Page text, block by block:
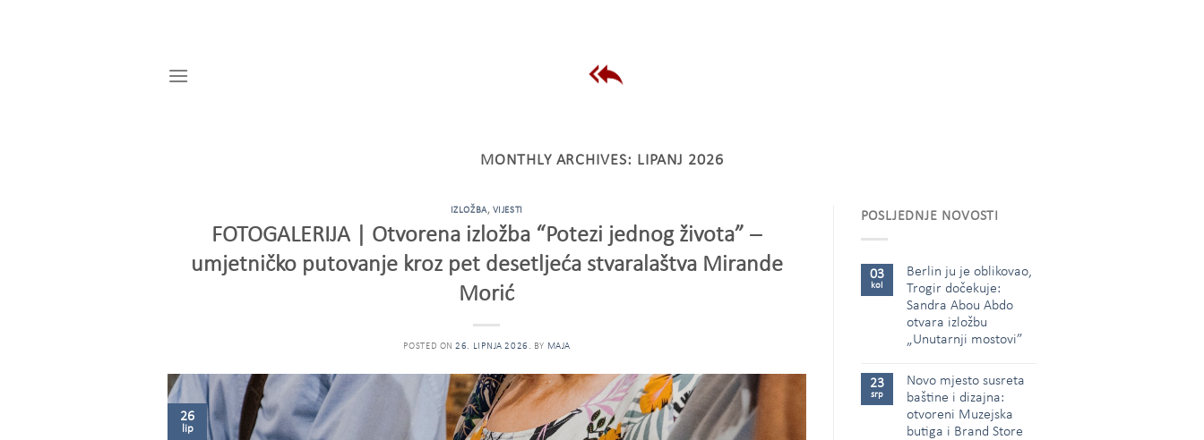
MONTHLY ARCHIVES: LIPANJ 2026
IZLOŽBA, VIJESTI
FOTOGALERIJA | Otvorena izložba “Potezi jednog života” –
umjetničko putovanje kroz pet desetljeća stvaralaštva Mirande
Morić
POSTED ON26. LIPNJA 2026. BY MAJA
26
lip
POSLJEDNJE NOVOSTI
03
kol
Berlin ju je oblikovao,
Trogir dočekuje:
Sandra Abou Abdo
otvara izložbu
„Unutarnji mostovi”
23
srp
Novo mjesto susreta
baštine i dizajna:
otvoreni Muzejska
butiga i Brand Store